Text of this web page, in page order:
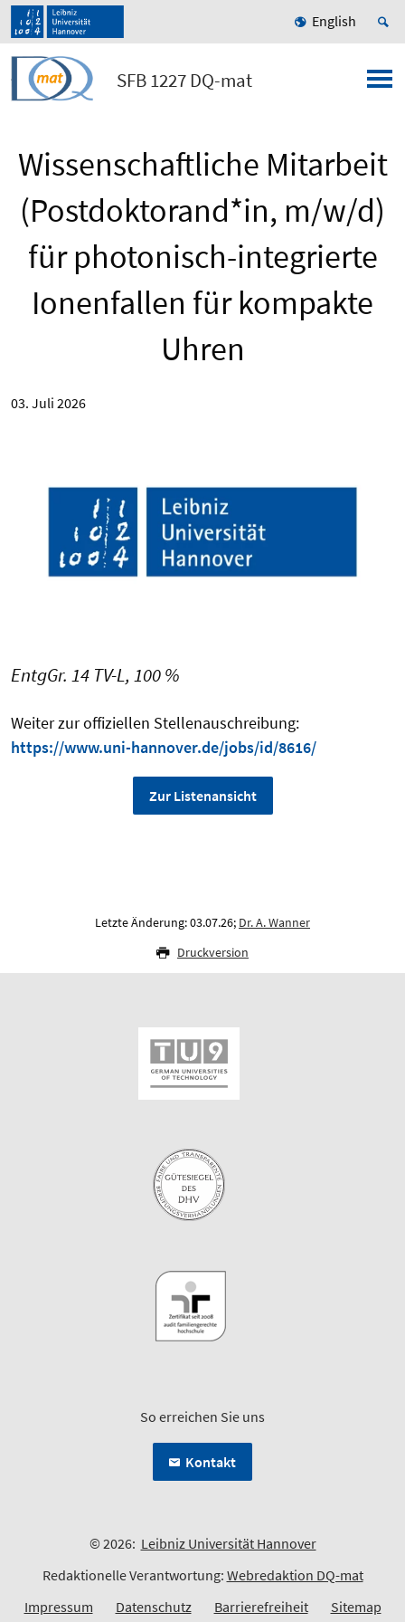
English
SFB 1227 DQ-mat
Wissenschaftliche Mitarbeit
(Postdoktorand*in, m/w/d)
für photonisch-integrierte
Ionenfallen für kompakte
Uhren
03. Juli 2026
EntgGr. 14 TV-L, 100 %
Weiter zur offiziellen Stellenauschreibung:
https://www.uni-hannover.de/jobs/id/8616/
Zur Listenansicht
Letzte Änderung: 03.07.26; Dr. A. Wanner
Druckversion
So erreichen Sie uns
Kontakt
© 2026: Leibniz Universität Hannover
Redaktionelle Verantwortung: Webredaktion DQ-mat
Impressum
Datenschutz Barrierefreiheit Sitemap